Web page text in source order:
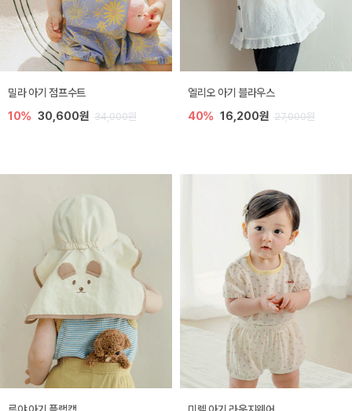
밀라 아기 점프수트
10% 30,600원 34,000원
엘리오 아기 블라우스
40% 16,200원 27,000원